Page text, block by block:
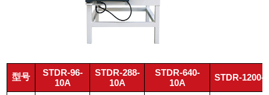
型号
STDR-96-
10A
STDR-288-
10A
STDR-640-
10A
STDR-1200-